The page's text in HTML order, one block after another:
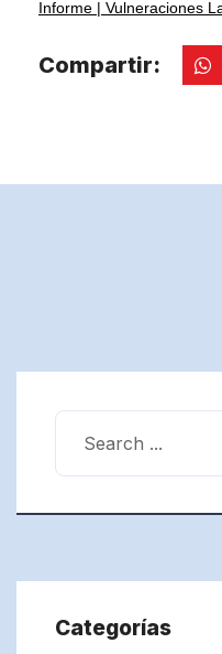
Informe | Vulneraciones
Compartir:
Categorías